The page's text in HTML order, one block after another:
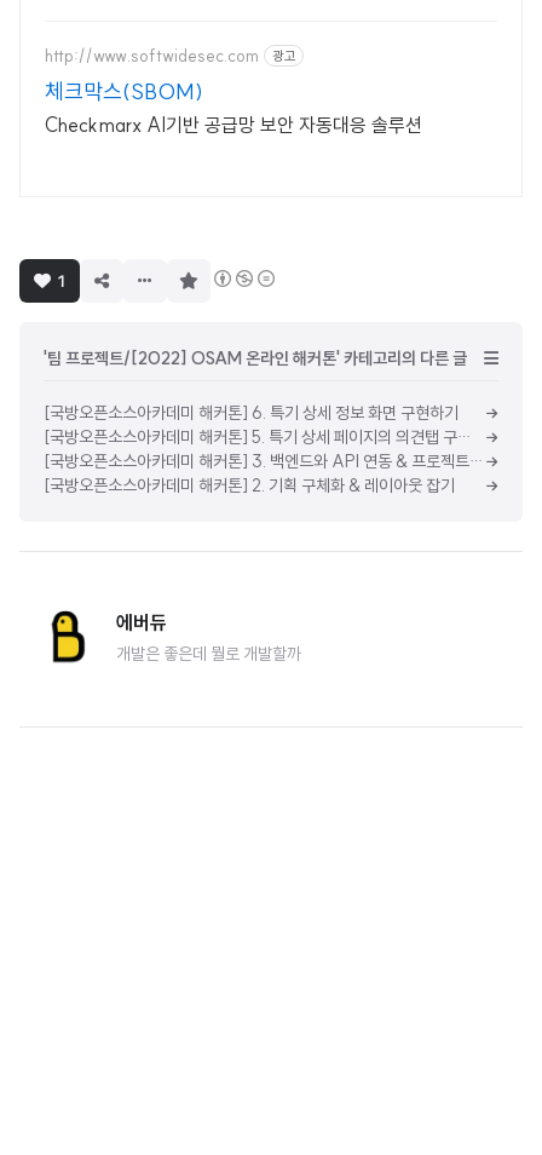
http://www.softwidesec.com 광고
체크막스(SBOM)
Checkmarx AI기반 공급망 보안 자동대응 솔루션
1
'팀 프로젝트/[2022] OSAM 온라인 해커톤' 카테고리의 다른 글
[국방오픈소스아카데미 해커톤] 6. 특기 상세 정보 화면 구현하기
[국방오픈소스아카데미 해커톤] 5. 특기 상세 페이지의 의견탭 구현하기 & 로그인 구현하기
[국방오픈소스아카데미 해커톤] 3. 백엔드와 API 연동 & 프로젝트 아키텍쳐 의논
[국방오픈소스아카데미 해커톤] 2. 기획 구체화 & 레이아웃 잡기
에버듀
개발은 좋은데 뭘로 개발할까